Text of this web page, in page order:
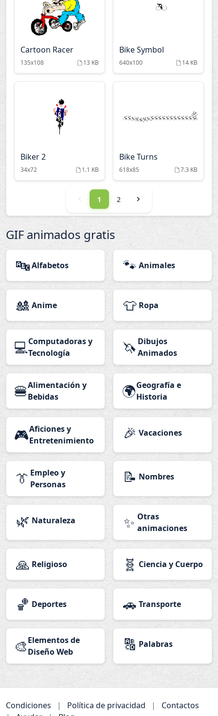
Cartoon Racer
135x108 13 KB
Bike Symbol
640x100 14 KB
Biker 2
34x72 1.1 KB
Bike Turns
618x85 7.3 KB
1 2
GIF animados gratis
🔤Alfabetos 🐾 Animales
🎎 Anime 👕 Ropa
💻Computadoras y
Tecnología
🦄 Dibujos
Animados
🍔Alimentación y
Bebidas
🌍Geografía e
Historia
🎮Aficiones y
Entretenimiento
🎉 Vacaciones
👔 Empleo y
Personas
📝 Nombres
🌿 Naturaleza ✨ Otras
animaciones
🙏 Religioso 🧬 Ciencia y Cuerpo
🏀 Deportes 🚗 Transporte
🎨Elementos de
Diseño Web
🔠 Palabras
Condiciones | Política de privacidad |
Contactos